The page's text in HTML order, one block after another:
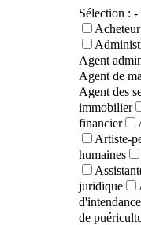
Sélection : -
Acheteur
Agent
Agent de
Agent des
immobilier
financier
Artiste-
humaines
juridique
d'intendance
de